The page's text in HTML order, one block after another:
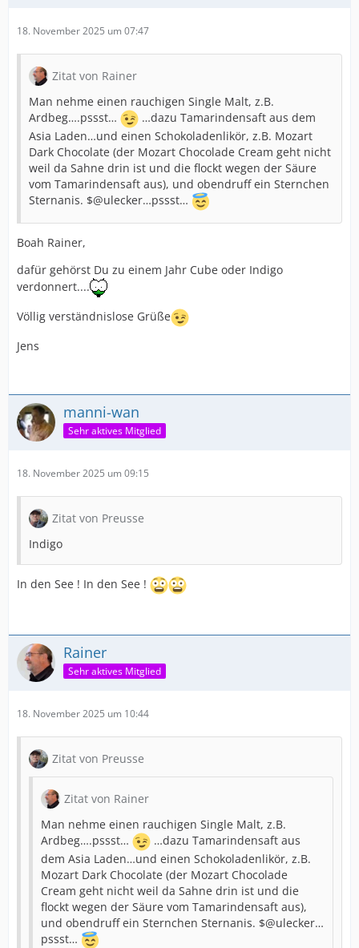
18. November 2025 um 07:47
Zitat von Rainer
Man nehme einen rauchigen Single Malt, z.B.
Ardbeg….pssst…
…dazu Tamarindensaft aus dem
Asia Laden…und einen Schokoladenlikör, z.B. Mozart
Dark Chocolate (der Mozart Chocolade Cream geht nicht
weil da Sahne drin ist und die flockt wegen der Säure
vom Tamarindensaft aus), und obendruff ein Sternchen
Sternanis. $@ulecker…pssst…
Boah Rainer,
dafür gehörst Du zu einem Jahr Cube oder Indigo
verdonnert....
Völlig verständnislose Grüße
Jens
manni-wan
Sehr aktives Mitglied
18. November 2025 um 09:15
Zitat von Preusse
Indigo
In den See ! In den See !
Rainer
Sehr aktives Mitglied
18. November 2025 um 10:44
Zitat von Preusse
Zitat von Rainer
Man nehme einen rauchigen Single Malt, z.B.
Ardbeg….pssst…
…dazu Tamarindensaft aus
dem Asia Laden…und einen Schokoladenlikör, z.B.
Mozart Dark Chocolate (der Mozart Chocolade
Cream geht nicht weil da Sahne drin ist und die
flockt wegen der Säure vom Tamarindensaft aus),
und obendruff ein Sternchen Sternanis. $@ulecker…
pssst…